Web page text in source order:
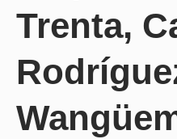
Trenta,